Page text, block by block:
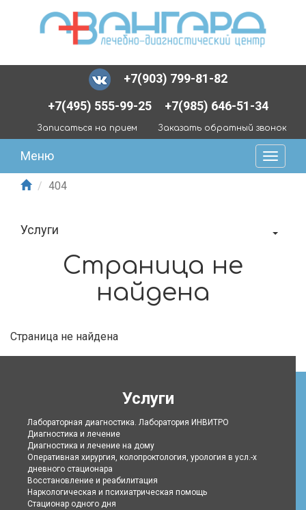
+7(903) 799-81-82
+7(495) 555-99-25
+7(985) 646-51-34
Записаться на прием Заказать обратный звонок
Меню
404
Услуги
Страница не
найдена
Страница не найдена
Услуги
Лабораторная диагностика. Лаборатория ИНВИТРО
Диагностика и лечение
Диагностика и лечение на дому
Оперативная хирургия, колопроктология, урология в усл.-х
дневного стационара
Восстановление и реабилитация
Наркологическая и психиатрическая помощь
Стационар одного дня